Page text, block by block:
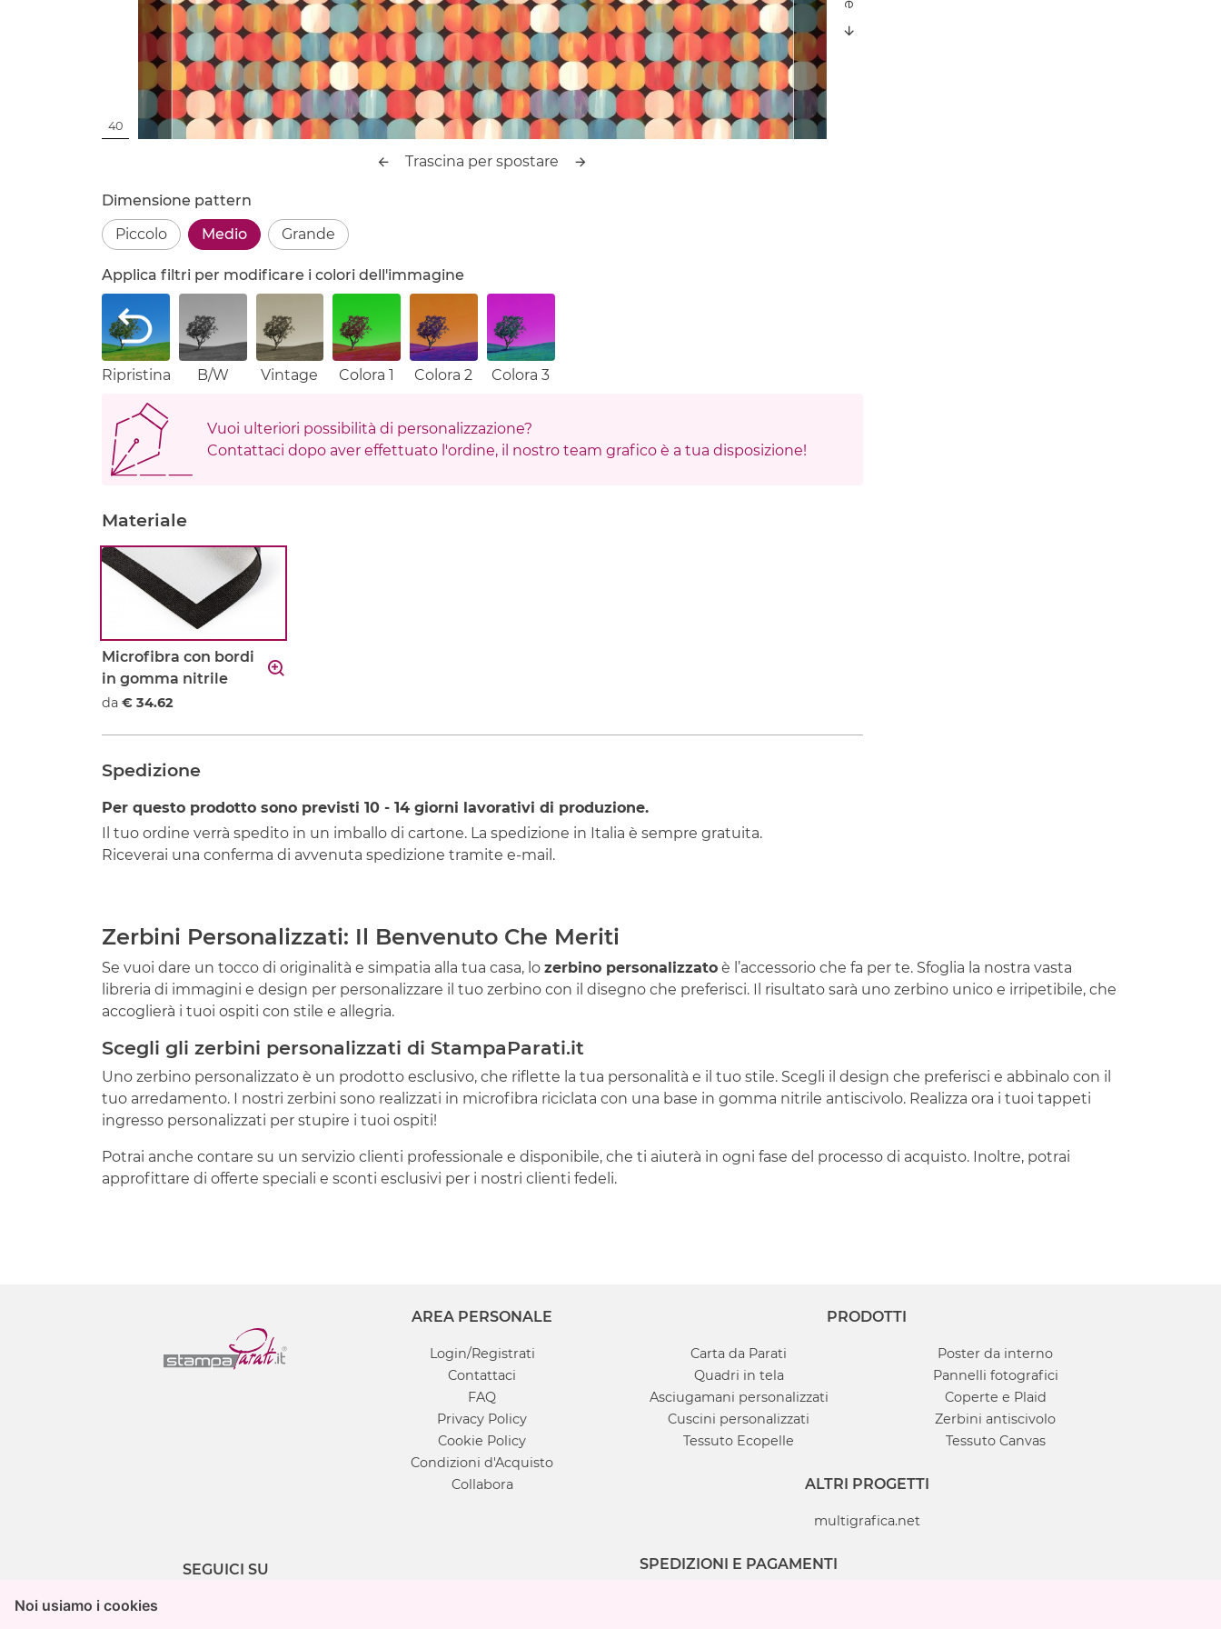
Noi usiamo i cookies
Noi usiamo i cookies
40
Trascina per spostare
Dimensione pattern
Piccolo
Medio Grande
Applica filtri per modificare i colori dell'immagine
Ripristina B/W Vintage Colora 1 Colora 2 Colora 3
Vuoi ulteriori possibilità di personalizzazione?
Contattaci dopo aver effettuato l'ordine, il nostro team grafico è a tua disposizione!
Materiale
Microfibra con bordi
in gomma nitrile
da € 34.62
Spedizione
Per questo prodotto sono previsti 10 - 14 giorni lavorativi di produzione.
Il tuo ordine verrà spedito in un imballo di cartone. La spedizione in Italia è sempre gratuita.
Riceverai una conferma di avvenuta spedizione tramite e-mail.
Zerbini Personalizzati: Il Benvenuto Che Meriti
Se vuoi dare un tocco di originalità e simpatia alla tua casa, lo zerbino personalizzato è l’accessorio che fa per te. Sfoglia la nostra vasta
libreria di immagini e design per personalizzare il tuo zerbino con il disegno che preferisci. Il risultato sarà uno zerbino unico e irripetibile, che
accoglierà i tuoi ospiti con stile e allegria.
Scegli gli zerbini personalizzati di StampaParati.it
Uno zerbino personalizzato è un prodotto esclusivo, che riflette la tua personalità e il tuo stile. Scegli il design che preferisci e abbinalo con il
tuo arredamento. I nostri zerbini sono realizzati in microfibra riciclata con una base in gomma nitrile antiscivolo. Realizza ora i tuoi tappeti
ingresso personalizzati per stupire i tuoi ospiti!
Potrai anche contare su un servizio clienti professionale e disponibile, che ti aiuterà in ogni fase del processo di acquisto. Inoltre, potrai
approfittare di offerte speciali e sconti esclusivi per i nostri clienti fedeli.
SEGUICI SU
AREA PERSONALE
Login/Registrati
Contattaci
FAQ
Privacy Policy
Cookie Policy
Condizioni d'Acquisto
Collabora
PRODOTTI
Carta da Parati
Poster da interno
Quadri in tela
Pannelli fotografici
Asciugamani personalizzati
Coperte e Plaid
Cuscini personalizzati
Zerbini antiscivolo
Tessuto Ecopelle
Tessuto Canvas
ALTRI PROGETTI
multigrafica.net
SPEDIZIONI E PAGAMENTI